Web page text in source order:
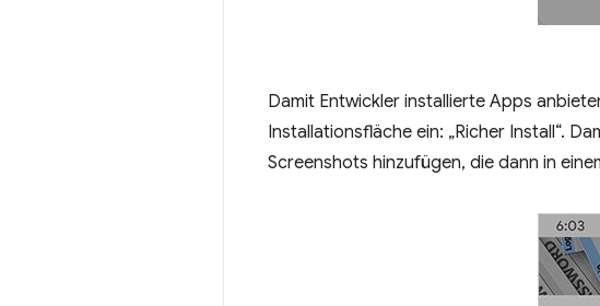
Damit Entwickler installierte Apps
Installationsfläche ein: „Richer Install“.
Screenshots hinzufügen, die dann in